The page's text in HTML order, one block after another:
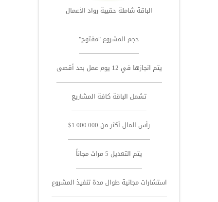
الباقة شاملة حقيبة رواد الأعمال
حجم المشروع "مفتوح"
يتم انجازها في 12 يوم عمل بحد أقصى
تشمل الباقة كافة المشاريع
رأس المال أكثر من 1.000.000$
يتم التعديل 5 مرات مجاناً
استشارات مجانية طوال مدة تنفيذ المشروع